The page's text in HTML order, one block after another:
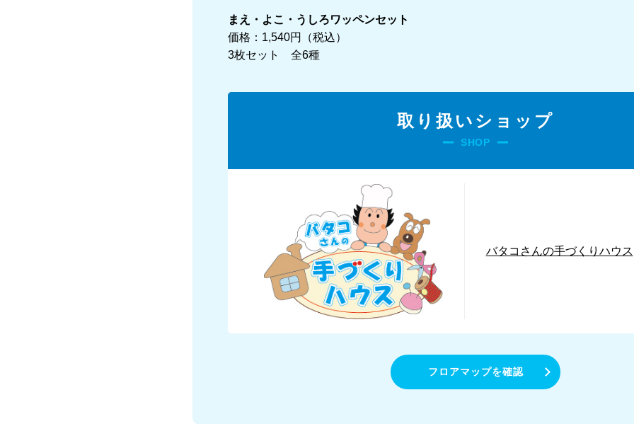
まえ・よこ・うしろワッペンセット
価格：1,540円（税込）
3枚セット 全6種
取り扱いショップ
SHOP
バタコさんの手づくりハウス
フロアマップを確認